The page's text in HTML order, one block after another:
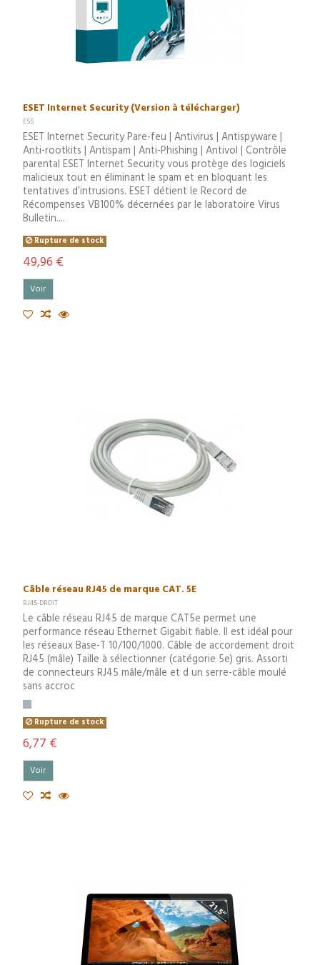
ESET Internet Security (Version à télécharger)
ESS
ESET Internet Security Pare-feu | Antivirus | Antispyware |
Anti-rootkits | Antispam | Anti-Phishing | Antivol | Contrôle
parental ESET Internet Security vous protège des logiciels
malicieux tout en éliminant le spam et en bloquant les
tentatives d’intrusions. ESET détient le Record de
Récompenses VB100% décernées par le laboratoire Virus
Bulletin....
Rupture de stock
49,96 €
Voir
Câble réseau RJ45 de marque CAT. 5E
RJ45-DROIT
Le câble réseau RJ45 de marque CAT5e permet une
performance réseau Ethernet Gigabit fiable. Il est idéal pour
les réseaux Base-T 10/100/1000. Câble de accordement droit
RJ45 (mâle) Taille à sélectionner (catégorie 5e) gris. Assorti
de connecteurs RJ45 mâle/mâle et d un serre-câble moulé
sans accroc
Rupture de stock
6,77 €
Voir